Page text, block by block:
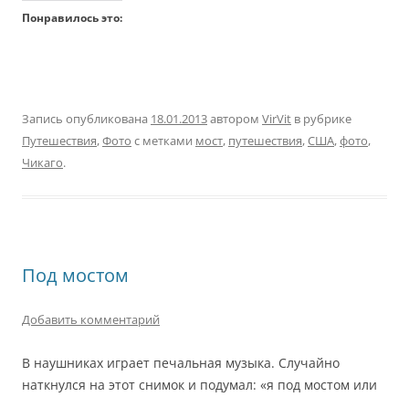
Понравилось это:
Запись опубликована 18.01.2013автором VirVit в рубрике
Путешествия,Фото с метками мост, путешествия,США,фото,
Чикаго.
Под мостом
Добавить комментарий
В наушниках играет печальная музыка. Случайно
наткнулся на этот снимок и подумал: «я под мостом или